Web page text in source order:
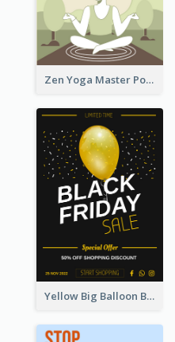
Zen Yoga Master Poster Design Ideas
Yellow Big Balloon Black Friday Special Offer Poster